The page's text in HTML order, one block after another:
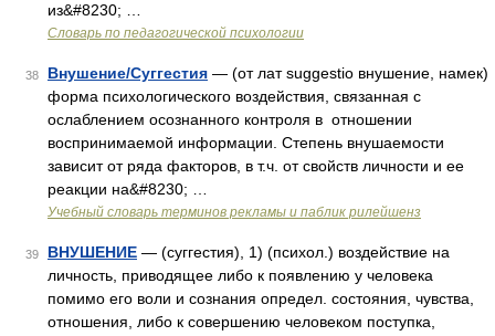
из&#8230; …
Словарь по педагогической психологии
38 Внушение/Суггестия — (от лат suggestio внушение, намек)
форма психологического воздействия, связанная с
ослаблением осознанного контроля в отношении
воспринимаемой информации. Степень внушаемости
зависит от ряда факторов, в т.ч. от свойств личности и ее
реакции на&#8230; …
Учебный словарь терминов рекламы и паблик рилейшенз
39 ВНУШЕНИЕ — (суггестия), 1) (психол.) воздействие на
личность, приводящее либо к появлению у человека
помимо его воли и сознания определ. состояния, чувства,
отношения, либо к совершению человеком поступка,